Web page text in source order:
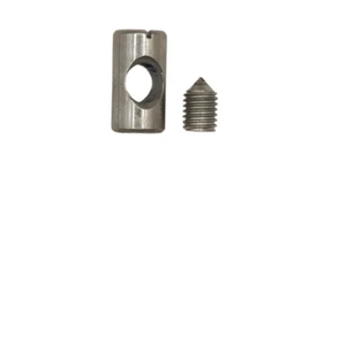
0 zichtbaar in de afbeeldingen